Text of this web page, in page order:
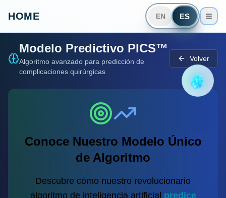
HOME EN ES
Modelo Predictivo PICS™
Algoritmo avanzado para predicción de
complicaciones quirúrgicas
Volver
Conoce Nuestro Modelo Único
de Algoritmo
Descubre cómo nuestro revolucionario
algoritmo de inteligencia artificial predice